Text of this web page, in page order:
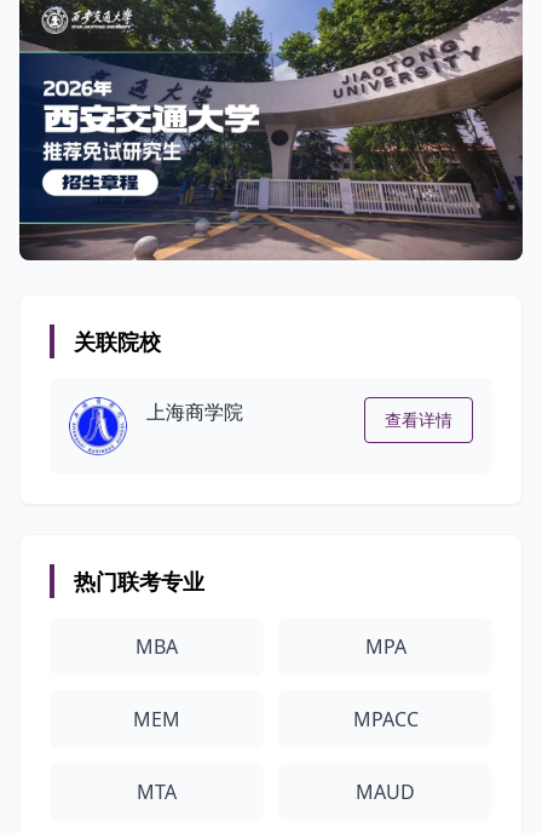
关联院校
上海商学院 查看详情
热门联考专业
MBA MPA
MEM MPACC
MTA MAUD